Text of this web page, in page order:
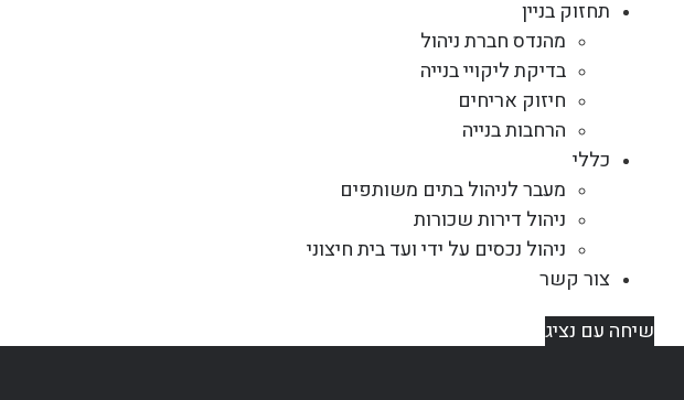
תחזוק בניין
מהנדס חברת ניהול
בדיקת ליקויי בנייה
חיזוק אריחים
הרחבות בנייה
כללי
מעבר לניהול בתים משותפים
ניהול דירות שכורות
ניהול נכסים על ידי ועד בית חיצוני
צור קשר
שיחה עם נציג